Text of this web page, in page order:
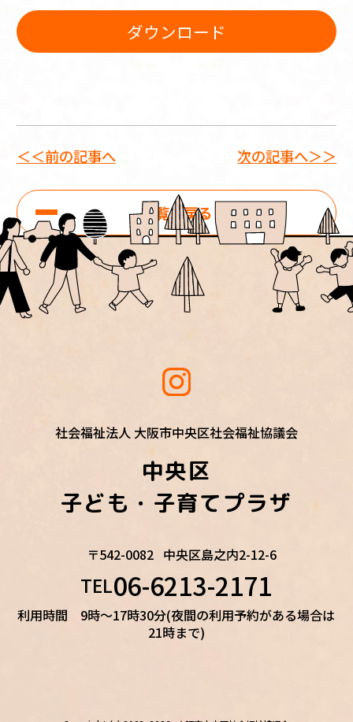
ダウンロード
＜＜前の記事へ
一覧に戻る
次の記事へ＞＞
社会福祉法人 大阪市中央区社会福祉協議会
中央区
子ども・子育てプラザ
〒542-0082 中央区島之内2-12-6
TEL06-6213-2171
利用時間 9時～17時30分(夜間の利用予約がある場合は
21時まで)